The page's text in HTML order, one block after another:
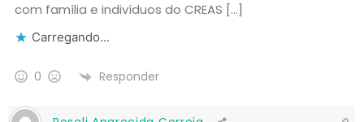
com família e indivíduos do CREAS […]
Carregando...
0 Responder